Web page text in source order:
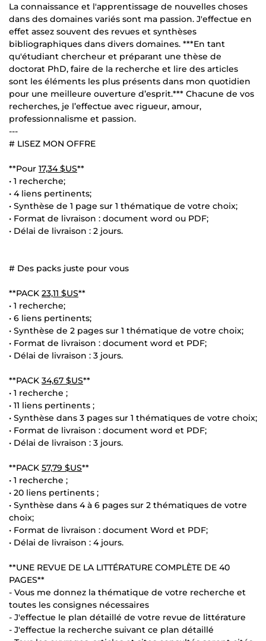
La connaissance et l'apprentissage de nouvelles choses
dans des domaines variés sont ma passion. J'effectue en
effet assez souvent des revues et synthèses
bibliographiques dans divers domaines. ***En tant
qu'étudiant chercheur et préparant une thèse de
doctorat PhD, faire de la recherche et lire des articles
sont les éléments les plus présents dans mon quotidien
pour une meilleure ouverture d’esprit.*** Chacune de vos
recherches, je l’effectue avec rigueur, amour,
professionnalisme et passion.
---
# LISEZ MON OFFRE
**Pour 17,34 $US**
• 1 recherche;
• 4 liens pertinents;
• Synthèse de 1 page sur 1 thématique de votre choix;
• Format de livraison : document word ou PDF;
• Délai de livraison : 2 jours.
# Des packs juste pour vous
**PACK 23,11 $US**
• 1 recherche;
• 6 liens pertinents;
• Synthèse de 2 pages sur 1 thématique de votre choix;
• Format de livraison : document word et PDF;
• Délai de livraison : 3 jours.
**PACK 34,67 $US**
• 1 recherche ;
• 11 liens pertinents ;
• Synthèse dans 3 pages sur 1 thématiques de votre choix;
• Format de livraison : document word et PDF;
• Délai de livraison : 3 jours.
**PACK 57,79 $US**
• 1 recherche ;
• 20 liens pertinents ;
• Synthèse dans 4 à 6 pages sur 2 thématiques de votre
choix;
• Format de livraison : document Word et PDF;
• Délai de livraison : 4 jours.
**UNE REVUE DE LA LITTÉRATURE COMPLÈTE DE 40
PAGES**
- Vous me donnez la thématique de votre recherche et
toutes les consignes nécessaires
- J'effectue le plan détaillé de votre revue de littérature
- J'effectue la recherche suivant ce plan détaillé